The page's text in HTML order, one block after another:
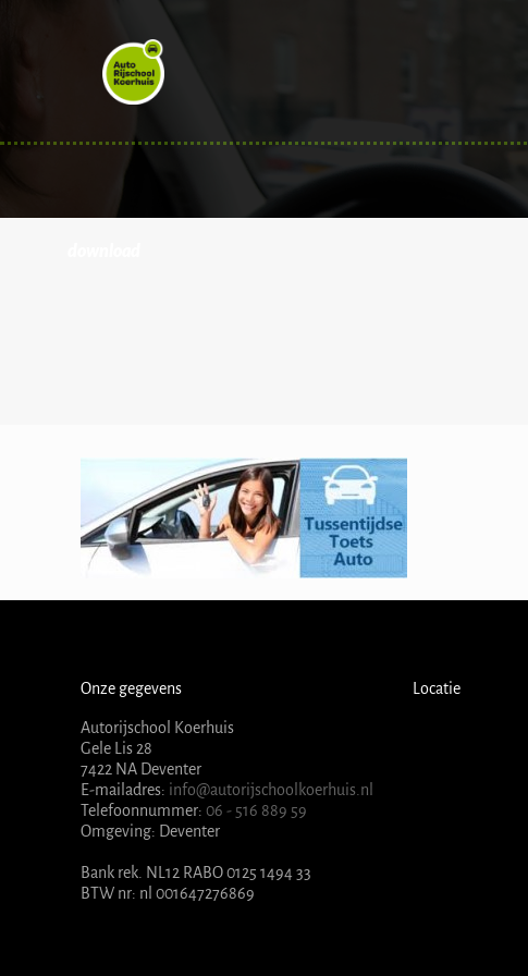
Onze gegevens
Autorijschool Koerhuis
Gele Lis 28
7422 NA Deventer
E-mailadres: info@autorijschoolkoerhuis.nl
Telefoonnummer: 06 - 516 889 59
Omgeving: Deventer
Bank rek. NL12 RABO 0125 1494 33
BTW nr: nl 001647276869
Locatie